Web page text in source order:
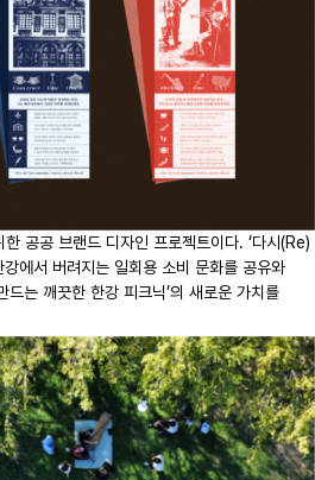
공공 브랜드 디자인 프로젝트이다. ‘다시(Re)
에서 버려지는 일회용 소비 문화를 공유와
드는 깨끗한 한강 피크닉’의 새로운 가치를